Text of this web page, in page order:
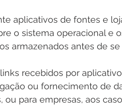
aplicativos de fontes e
o sistema operacional e
armazenados antes de
recebidos por
ou fornecimento de
ou para empresas, aos